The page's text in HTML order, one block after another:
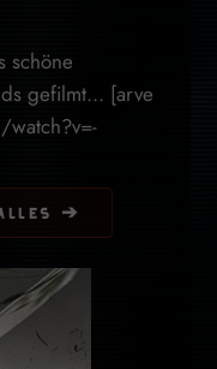
schöne
gefilmt... [arve
➔